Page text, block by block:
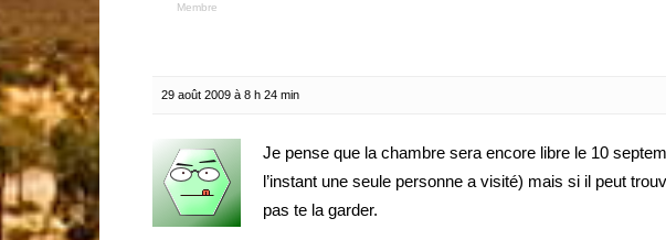
Membre
29 août 2009 à 8 h 24 min
Je pense que la chambre sera encore libre le 10
l’instant une seule personne a visité) mais si il peut
pas te la garder.